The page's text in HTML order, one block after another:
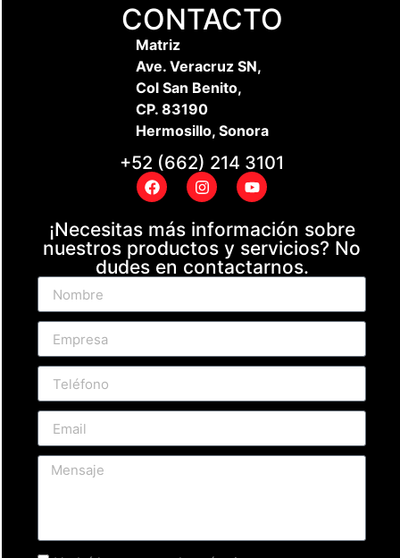
CONTACTO
Matriz
Ave. Veracruz SN,
Col San Benito,
CP. 83190
Hermosillo, Sonora
+52 (662) 214 3101
¡Necesitas más información sobre
nuestros productos y servicios? No
dudes en contactarnos.